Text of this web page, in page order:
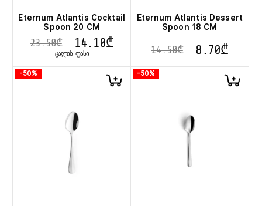
Eternum Atlantis Cocktail
Spoon 20 CM
23.50₾ 14.10₾
ᲪᲐᲚᲘᲡ ᲤᲐᲡᲘ
Eternum Atlantis Dessert
Spoon 18 CM
14.50₾ 8.70₾
-50% -50%